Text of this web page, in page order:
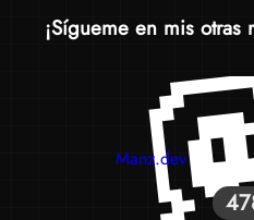
¡Sígueme en mis otras
Manz.dev